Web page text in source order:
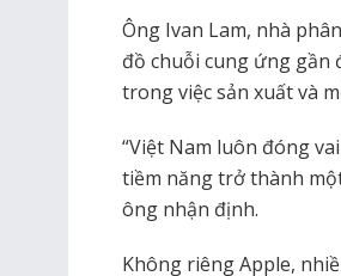
Ông Ivan Lam, nhà
đồ chuỗi cung ứng gần
trong việc sản xuất và
“Việt Nam luôn đóng
tiềm năng trở thành
ông nhận định.
Không riêng Apple,